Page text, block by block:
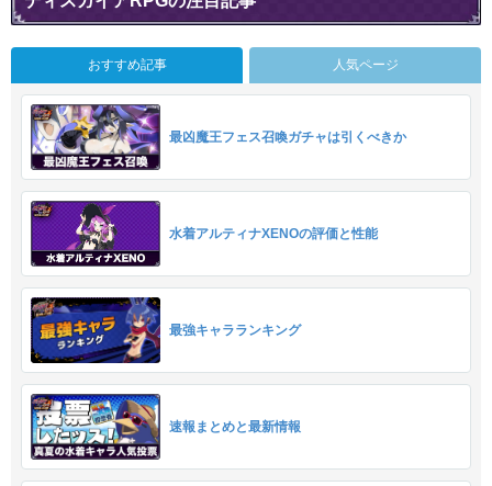
おすすめ記事 人気ページ
最凶魔王フェス召喚ガチャは引くべきか
水着アルティナXENOの評価と性能
最強キャラランキング
速報まとめと最新情報